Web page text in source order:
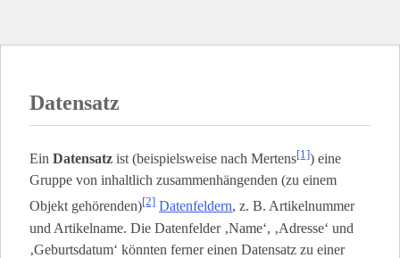
Datensatz
Ein Datensatz ist (beispielsweise nach Mertens[1]) eine
Gruppe von inhaltlich zusammenhängenden (zu einem
Objekt gehörenden)[2] Datenfeldern, z. B. Artikelnummer
und Artikelname. Die Datenfelder ‚Name‘, ‚Adresse‘ und
‚Geburtsdatum‘ könnten ferner einen Datensatz zu einer